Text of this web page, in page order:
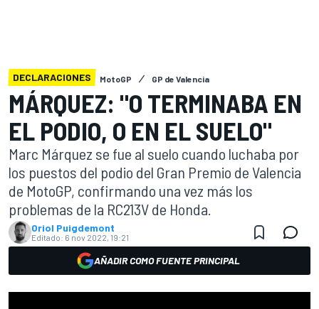
DECLARACIONES MotoGP GP de Valencia
MÁRQUEZ: "O TERMINABA EN
EL PODIO, O EN EL SUELO"
Marc Márquez se fue al suelo cuando luchaba por
los puestos del podio del Gran Premio de Valencia
de MotoGP, confirmando una vez más los
problemas de la RC213V de Honda.
Oriol Puigdemont
Editado: 6 nov 2022, 19:21
AÑADIR COMO FUENTE PRINCIPAL